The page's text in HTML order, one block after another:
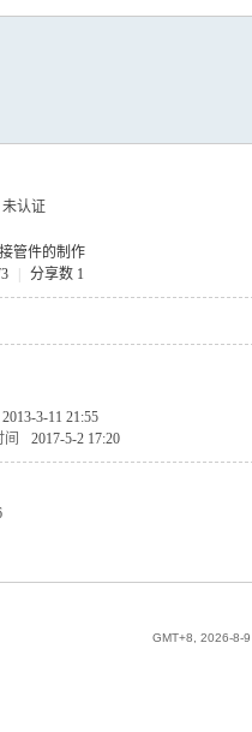
未认证
管件的制作
分享数 1
2013-3-11 21:55
2017-5-2 17:20
GMT+8, 2026-8-